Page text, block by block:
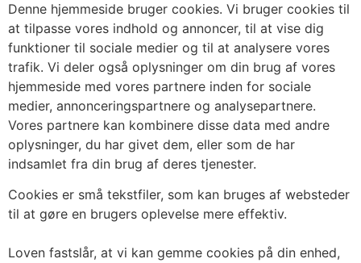
Denne hjemmeside bruger cookies. Vi bruger cookies til
at tilpasse vores indhold og annoncer, til at vise dig
funktioner til sociale medier og til at analysere vores
trafik. Vi deler også oplysninger om din brug af vores
hjemmeside med vores partnere inden for sociale
medier, annonceringspartnere og analysepartnere.
Vores partnere kan kombinere disse data med andre
oplysninger, du har givet dem, eller som de har
indsamlet fra din brug af deres tjenester.
Cookies er små tekstfiler, som kan bruges af websteder
til at gøre en brugers oplevelse mere effektiv.
Loven fastslår, at vi kan gemme cookies på din enhed,